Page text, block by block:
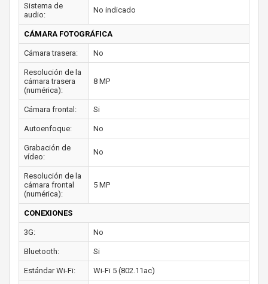
Sistema de
audio:
No indicado
CÁMARA FOTOGRÁFICA
Cámara trasera: No
Resolución de la
cámara trasera
(numérica):
8 MP
Cámara frontal: Si
Autoenfoque: No
Grabación de
vídeo:
No
Resolución de la
cámara frontal
(numérica):
5 MP
CONEXIONES
3G: No
Bluetooth: Si
Estándar Wi-Fi: Wi-Fi 5 (802.11ac)